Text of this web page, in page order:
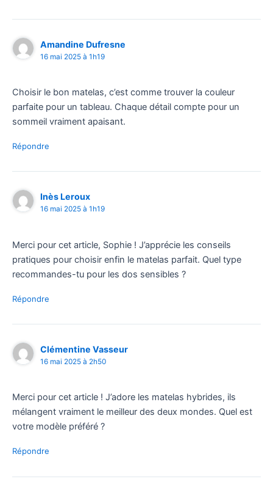
Amandine Dufresne
16 mai 2025 à 1h19
Choisir le bon matelas, c’est comme trouver la couleur
parfaite pour un tableau. Chaque détail compte pour un
sommeil vraiment apaisant.
Répondre
Inès Leroux
16 mai 2025 à 1h19
Merci pour cet article, Sophie ! J’apprécie les conseils
pratiques pour choisir enfin le matelas parfait. Quel type
recommandes-tu pour les dos sensibles ?
Répondre
Clémentine Vasseur
16 mai 2025 à 2h50
Merci pour cet article ! J’adore les matelas hybrides, ils
mélangent vraiment le meilleur des deux mondes. Quel est
votre modèle préféré ?
Répondre